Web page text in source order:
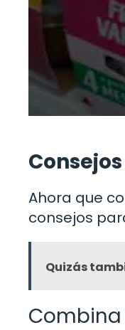
Ahora que
consejos
Quizás